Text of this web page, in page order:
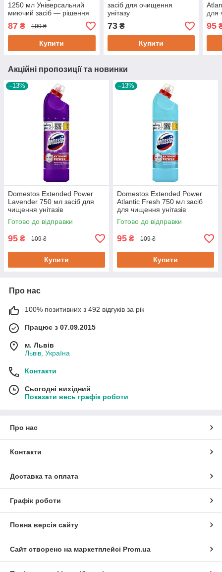
1250 мл Універсальний
миючий засіб — рішення
87 ₴ 109 ₴
Купити
засіб для очищення
унітазу
73₴
Купити
для
95
Акційні пропозиції та новинки
–13%
Domestos Extended Power
Lavender 750 мл засіб для
чищення унітазів
Готово до відправки
95 ₴ 109 ₴
Купити
–13%
Domestos Extended Power
Atlantic Fresh 750 мл засіб
для чищення унітазів
Готово до відправки
95 ₴ 109 ₴
Купити
Про нас
100% позитивних з 492 відгуків за рік
Працює з 07.09.2015
м. Львів
Львів, Україна
Контакти
Сьогодні вихідний
Показати весь графік роботи
Про нас
Контакти
Доставка та оплата
Графік роботи
Повна версія сайту
Сайт створено на маркетплейсі Prom.ua